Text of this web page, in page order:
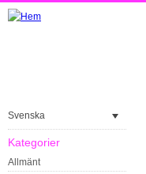
Svenska
Kategorier
Allmänt